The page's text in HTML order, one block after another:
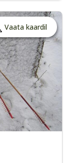
Vaata kaardil